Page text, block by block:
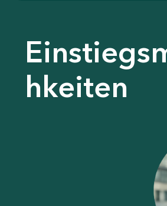
hkeiten